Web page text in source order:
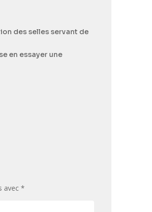
des selles servant de
en essayer une
avec *